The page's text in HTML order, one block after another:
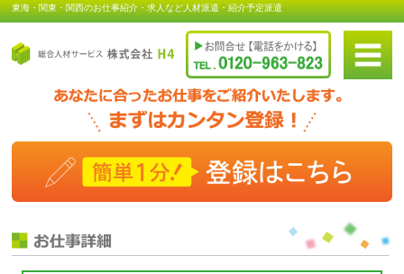
東海・関東・関西のお仕事紹介・求人など人材派遣・紹介予定派遣